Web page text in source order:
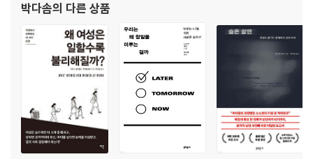
8장 [청각] 좋은 소리인걸!
그대로 멈춰라｜분필 놀이｜카피캣｜집에서 만든 악기｜박수, 딱, 쿵｜
팻 더 뱃, 뱃 더 팻｜뮤직박스 찾기｜노래 제목 맞추기
9장 [내수용 감각] 내 몸 알아차리기
내 몸 어디서 느껴질까?｜풍선 빵!｜반짝이 병
10장 [실행 기능] 계획 세우기
바닥은 용암 지대｜부엌 록 밴드｜무엇이 될 수 있을까?｜무서운 거미줄
박다솜의 다른 상품